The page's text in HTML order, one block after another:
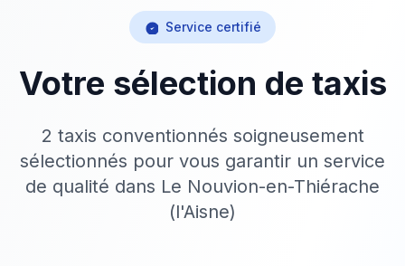
Service certifié
Votre sélection de taxis
2 taxis conventionnés soigneusement
sélectionnés pour vous garantir un service
de qualité dans Le Nouvion-en-Thiérache
(l'Aisne)